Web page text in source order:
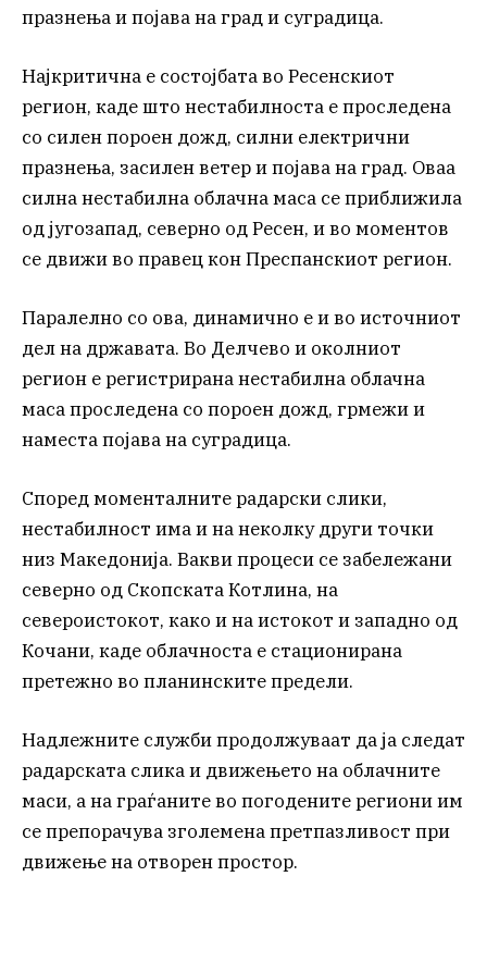
празнења и појава на град и суградица.
Најкритична е состојбата во Ресенскиот
регион, каде што нестабилноста е проследена
со силен пороен дожд, силни електрични
празнења, засилен ветер и појава на град. Оваа
силна нестабилна облачна маса се приближила
од југозапад, северно од Ресен, и во моментов
се движи во правец кон Преспанскиот регион.
Паралелно со ова, динамично е и во источниот
дел на државата. Во Делчево и околниот
регион е регистрирана нестабилна облачна
маса проследена со пороен дожд, грмежи и
наместа појава на суградица.
Според моменталните радарски слики,
нестабилност има и на неколку други точки
низ Македонија. Вакви процеси се забележани
северно од Скопската Котлина, на
североистокот, како и на истокот и западно од
Кочани, каде облачноста е стационирана
претежно во планинските предели.
Надлежните служби продолжуваат да ја следат
радарската слика и движењето на облачните
маси, а на граѓаните во погодените региони им
се препорачува зголемена претпазливост при
движење на отворен простор.